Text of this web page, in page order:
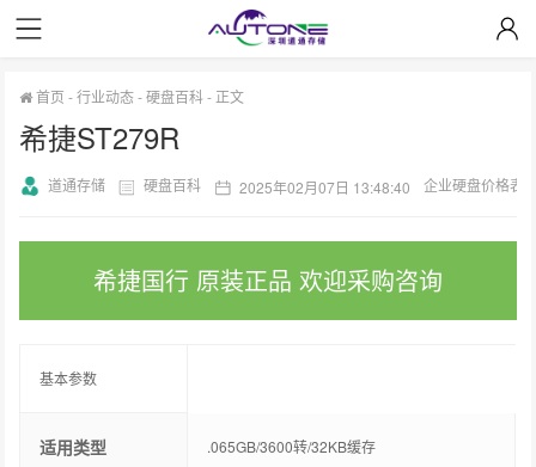
首页 -行业动态-硬盘百科- 正文
希捷ST279R
道通存储 硬盘百科 2025年02月07日 13:48:40 企业硬盘价格表
希捷国行 原装正品 欢迎采购咨询
基本参数
适用类型 .065GB/3600转/32KB缓存